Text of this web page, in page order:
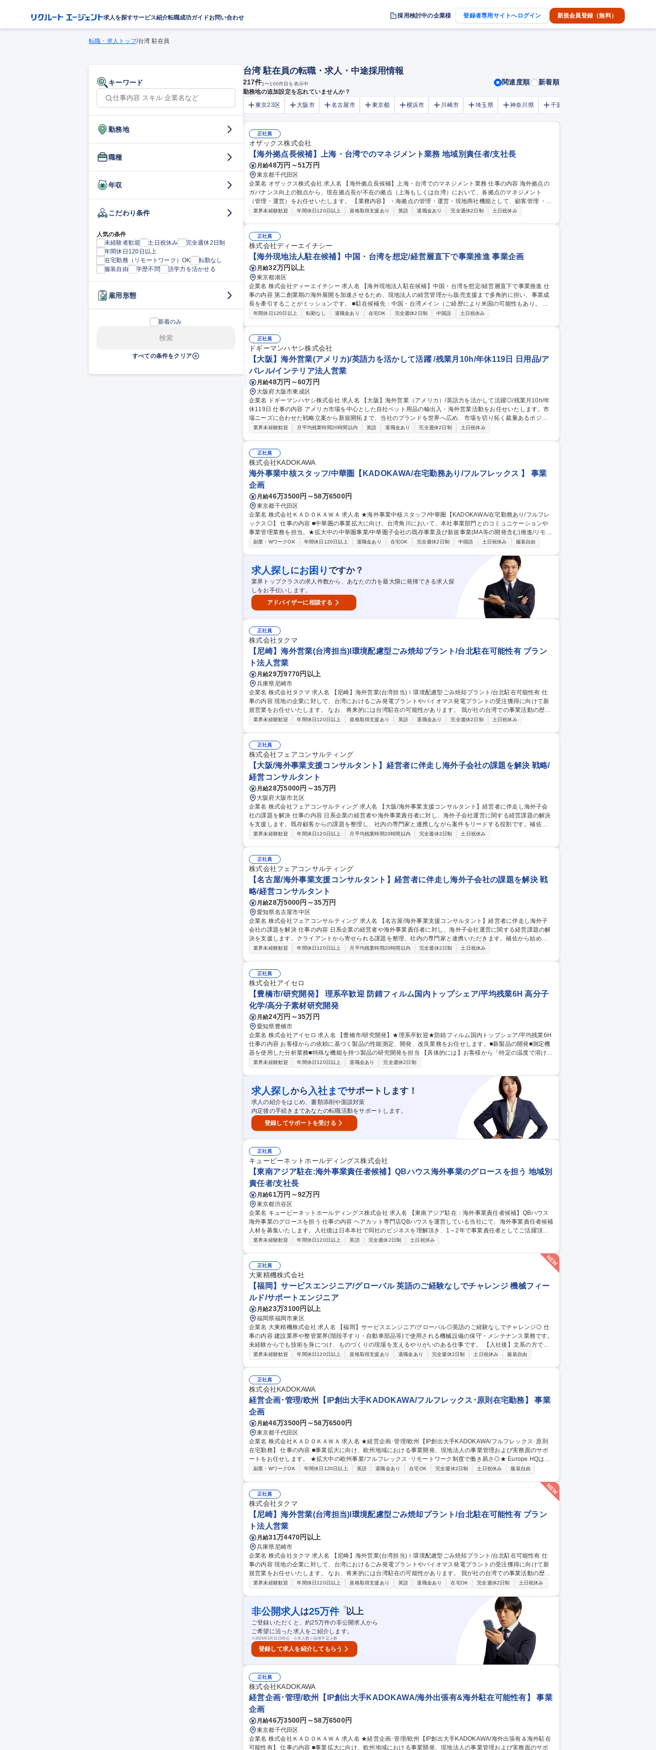
求人を探すサービス紹介転職成功ガイドお問い合わせ 採用検討中の企業様 登録者専用サイトへログイン 新規会員登録（無料）
転職・求人トップ/台湾 駐在員
キーワード
勤務地
職種
年収
こだわり条件
人気の条件
未経験者歓迎
土日祝休み
完全週休2日制
年間休日120日以上
在宅勤務（リモートワーク）OK
転勤なし
服装自由
学歴不問 語学力を活かせる
雇用形態
新着のみ
検索
すべての条件をクリア
台湾 駐在員の転職・求人・中途採用情報
217件1〜100件目を表示中 関連度順 新着順
勤務地の追加設定を忘れていませんか？
東京23区
大阪市 名古屋市 東京都 横浜市 川崎市 埼玉県 神奈川県 千葉市
正社員
オザックス株式会社
【海外拠点長候補】上海・台湾でのマネジメント業務 地域別責任者/支社長
月給48万円～51万円
東京都千代田区
企業名 オザックス株式会社 求人名 【海外拠点長候補】上海・台湾でのマネジメント業務 仕事の内容 海外拠点の
ガバナンス向上の観点から、現在拠点長が不在の拠点（上海もしくは台湾）において、各拠点のマネジメント
（管理・運営）をお任せいたします。 【業務内容】 ・海拠点の管理・運営・現地商社機能として、顧客管理 ・現
地独自製品の輸出・ローカルスタッフのマネジメント ・小売り業界への新規開拓 ※ご希望の勤務地にて赴任いた
業界未経験歓迎 年間休日120日以上 資格取得支援あり 英語 退職金あり 完全週休2日制 土日祝休み
正社員
株式会社ディーエイチシー
【海外現地法人駐在候補】中国・台湾を想定/経営層直下で事業推進 事業企画
月給32万円以上
東京都港区
企業名 株式会社ディーエイチシー 求人名 【海外現地法人駐在候補】中国・台湾を想定/経営層直下で事業推進 仕
事の内容 第二創業期の海外展開を加速させるため、現地法人の経営管理から販売支援まで多角的に担い、事業成
長を牽引することがミッションです。 ■駐在候補先：中国・台湾メイン（ご経歴により米国の可能性もあり。 入
社後約6ヶ月は本社にて研修・キャッチアップを実施） ■予算の予実管理および経営分析、本社経営層へのレポー
繋ぐ窓口として、定例会議の進行やリレーション強化の基盤構築 募集職種 【海外現地法人駐在候補】中国・台湾
を想定/経営層直下で事業推進
年間休日120日以上 転勤なし 退職金あり 在宅OK 完全週休2日制 中国語 土日祝休み
正社員
ドギーマンハヤシ株式会社
【大阪】海外営業(アメリカ)/英語力を活かして活躍 /残業月10h/年休119日 日用品/ア
パレル/インテリア法人営業
月給48万円～60万円
大阪府大阪市東成区
企業名 ドギーマンハヤシ株式会社 求人名 【大阪】海外営業（アメリカ）/英語力を活かして活躍◎/残業月10h/年
休119日 仕事の内容 アメリカ市場を中心とした自社ペット用品の輸出入・海外営業活動をお任せいたします。市
場ニーズに合わせた戦略立案から新規開拓まで、当社のブランドを世界へ広め、市場を切り拓く裁量あるポジシ
ョンです。 ・アメリカ市場の新規顧客開拓および既存顧客対応 ・英語を用いた輸出入実務、商談、現地の市場調
ード感のあるグローバルビジネスに挑戦可能です。 募集職種 【大阪】海外営業（アメリカ）/英語力を活かして活
躍◎/残業月10h/年休119日
業界未経験歓迎 月平均残業時間20時間以内 英語 退職金あり 完全週休2日制 土日祝休み
正社員
株式会社KADOKAWA
海外事業中核スタッフ/中華圏【KADOKAWA/在宅勤務あり/フルフレックス 】 事業
企画
月給46万3500円～58万6500円
東京都千代田区
企業名 株式会社ＫＡＤＯＫＡＷＡ 求人名 ★海外事業中核スタッフ/中華圏【KADOKAWA/在宅勤務あり/フルフレ
ックス◎】 仕事の内容 ■中華圏の事業拡大に向け、台湾角川において、本社事業部門とのコミュニケーションや
事業管理業務を担当。★拡大中の中華圏事業/中華圏子会社の既存事業及び新規事業(MA等の開発含む)推進/リモー
トワーク可★ 【概要】中華圏(中国/台湾/香港)の事業拡大に向け、本社およびグループ各社と連携を取り、社内
同時に、在京組織の取りまとめや事業・財務管理系の役割も担って頂く方を募集。 【配属先】KADOKAWA海外
事業グループ Greater China Headquarters(中華圏HQ) 募集職種 ★海外事業中核スタッフ/中華圏【KADOKAWA/
在宅勤務あり/フルフレックス◎】
副業・WワークOK 年間休日120日以上 退職金あり 在宅OK 完全週休2日制 中国語 土日祝休み 服装自由
求人探しにお困り ですか？
業界トップクラスの求人件数から、あなたの力を最大限に発揮できる求人探
しをお手伝いします。
アドバイザーに相談する
正社員
株式会社タクマ
【尼崎】海外営業(台湾担当)l環境配慮型ごみ焼却プラント/台北駐在可能性有 プラン
ト法人営業
月給29万9770円以上
兵庫県尼崎市
企業名 株式会社タクマ 求人名 【尼崎】海外営業(台湾担当)ｌ環境配慮型ごみ焼却プラント/台北駐在可能性有 仕
事の内容 現地の企業に対して、台湾におけるごみ発電プラントやバイオマス発電プラントの受注獲得に向けて新
規営業をお任せいたします。 なお、将来的には台湾駐在の可能性があります。 我が社の台湾での事業活動の歴史
は長く、1992年～2001年にかけては4件のごみ発電施設を納入しています。 現在、台湾では稼働後20年を超える
境配慮型ごみ焼却プラント/台北駐在可能性有
業界未経験歓迎 年間休日120日以上 資格取得支援あり 英語 退職金あり 完全週休2日制 土日祝休み
正社員
株式会社フェアコンサルティング
【大阪/海外事業支援コンサルタント】経営者に伴走し海外子会社の課題を解決 戦略/
経営コンサルタント
月給28万5000円～35万円
大阪府大阪市北区
企業名 株式会社フェアコンサルティング 求人名 【大阪/海外事業支援コンサルタント】経営者に伴走し海外子会
社の課題を解決 仕事の内容 日系企業の経営者や海外事業責任者に対し、海外子会社運営に関する経営課題の解決
を支援します。既存顧客からの課題を整理し、社内の専門家と連携しながら案件をリードする役割です。補佐か
ら始めていただきます 【案件事例】下記の案件に対し課題を整理することが求められます。 ■海外企業の企業買
を頂くことが多いです。※別の国の相談や他コンサルティング会社に任せている案件の相談をいただくことがご
ざいます 募集職種 【大阪/海外事業支援コンサルタント】経営者に伴走し海外子会社の課題を解決
業界未経験歓迎 年間休日120日以上 月平均残業時間20時間以内 完全週休2日制 土日祝休み
正社員
株式会社フェアコンサルティング
【名古屋/海外事業支援コンサルタント】経営者に伴走し海外子会社の課題を解決 戦
略/経営コンサルタント
月給28万5000円～35万円
愛知県名古屋市中区
企業名 株式会社フェアコンサルティング 求人名 【名古屋/海外事業支援コンサルタント】経営者に伴走し海外子
会社の課題を解決 仕事の内容 日系企業の経営者や海外事業責任者に対し、海外子会社運営に関する経営課題の解
決を支援します。クライアントから寄せられる課題を整理、社内の専門家と連携いただきます。補佐から始めて
いただきます 【案件事例】下記の案件に対し課題を整理することが求められます。 ■海外企業の企業買収の相談■
とが多いです。※別の国の相談や他コンサルティング会社に任せている案件の相談をいただくことがございます
募集職種 【名古屋/海外事業支援コンサルタント】経営者に伴走し海外子会社の課題を解決
業界未経験歓迎 年間休日120日以上 月平均残業時間20時間以内 完全週休2日制 土日祝休み
正社員
株式会社アイセロ
【豊橋市/研究開発】 理系卒歓迎 防錆フィルム国内トップシェア/平均残業6H 高分子
化学/高分子素材研究開発
月給24万円～35万円
愛知県豊橋市
企業名 株式会社アイセロ 求人名 【豊橋市/研究開発】★理系卒歓迎★防錆フィルム国内トップシェア/平均残業6H
仕事の内容 お客様からの依頼に基づく製品の性能測定、開発、改良業務をお任せします。■新製品の開発■測定機
器を使用した分析業務■特殊な機能を持つ製品の研究開発を担当 【具体的には】お客様から「特定の温度で溶ける
フィルム」「特定の条件下で機能するフィルム」などの要望に応じて、それに答えられる製品の開発を行いま
新製品開発のテーマも持ち、測定・分析機器を使用した研究も行います。 【業務の変更範囲：会社の定める業務
全般】 募集職種 【豊橋市/研究開発】★理系卒歓迎★防錆フィルム国内トップシェア/平均残業6H
業界未経験歓迎 年間休日120日以上 退職金あり 完全週休2日制
求人探しから 入社までサポートします！
求人の紹介をはじめ、書類添削や面談対策
内定後の手続きまであなたの転職活動をサポートします。
登録してサポートを受ける
正社員
キュービーネットホールディングス株式会社
【東南アジア駐在:海外事業責任者候補】QBハウス海外事業のグロースを担う 地域別
責任者/支社長
月給61万円～92万円
東京都渋谷区
企業名 キュービーネットホールディングス株式会社 求人名 【東南アジア駐在：海外事業責任者候補】QBハウス
海外事業のグロースを担う 仕事の内容 ヘアカット専門店QBハウスを運営している当社にて、海外事業責任者候補
人材を募集いたします。入社後は日本本社で同社のビジネスを理解頂き、1～2年で事業責任者としてご活躍頂き
ます。 【業務内容】・海外子会社のマネジメント全般・計数管理業務・出店計画、店舗開発に伴う現地パートナ
く、海外事業室として日本本社で半年～1年程度事業特性や拠点特性を知り、研修をして頂いた上で拠点長をお任
せできればと思っておりますが、即戦力として実力のある方は、初めから駐在員として常駐も可能です。 募集職
種 【東南アジア駐在：海外事業責任者候補】QBハウス海外事業のグロースを担う
業界未経験歓迎 年間休日120日以上 英語 完全週休2日制 土日祝休み
正社員
大東精機株式会社
【福岡】サービスエンジニア/グローバル 英語のご経験なしでチャレンジ 機械フィー
ルド/サポートエンジニア
月給23万3100円以上
福岡県福岡市東区
企業名 大東精機株式会社 求人名 【福岡】サービスエンジニア/グローバル◎英語のご経験なしでチャレンジ◎ 仕
事の内容 建設業界や整管業界(階段手すり・自動車部品等)で使用される機械設備の保守・メンテナンス業務です。
未経験からでも技術を身につけ、ものづくりの現場を支えるやりがいのある仕事です。 【入社後】文系の方でも
ゼロから機械や業界について学べる入社後研修の他、個人に合わせたOJT含めフォローアップを実施します。ベテ
する機会もあります。海外事業に携わりたい本気度高い方の応募を期待します。 募集職種 【福岡】サービスエン
ジニア/グローバル◎英語のご経験なしでチャレンジ◎
業界未経験歓迎 年間休日120日以上 資格取得支援あり 退職金あり 完全週休2日制 土日祝休み 服装自由
正社員
株式会社KADOKAWA
経営企画･管理/欧州【IP創出大手KADOKAWA/フルフレックス･原則在宅勤務】 事業
企画
月給46万3500円～58万6500円
東京都千代田区
企業名 株式会社ＫＡＤＯＫＡＷＡ 求人名 ★経営企画･管理/欧州【IP創出大手KADOKAWA/フルフレックス･原則
在宅勤務】 仕事の内容 ■事業拡大に向け、欧州地域における事業開発、現地法人の事業管理および実務面のサポ
ートをお任せします。 ★拡大中の欧州事業/フルフレックス･リモートワーク制度で働き易さ◎★ Europe HQは、
KADOKAWAグループの日本拠点、海外拠点、現地法人の担当者との連携を通じ欧州事業を拡大中。KADOKAWA
期計画・評価指標の作成と業績管理における指導と監督、◎欧州現地法人の新規事業開発を中心とした業務支
援、◎新規M&A案件の推進支援および買収後のPMI対応 募集職種 ★経営企画･管理/欧州【IP創出大手KADOKAW
A/フルフレックス･原則在宅勤務】
副業・WワークOK 年間休日120日以上 英語 退職金あり 在宅OK 完全週休2日制 土日祝休み 服装自由
正社員
株式会社タクマ
【尼崎】海外営業(台湾担当)l環境配慮型ごみ焼却プラント/台北駐在可能性有 プラン
ト法人営業
月給31万4470円以上
兵庫県尼崎市
企業名 株式会社タクマ 求人名 【尼崎】海外営業(台湾担当)ｌ環境配慮型ごみ焼却プラント/台北駐在可能性有 仕
事の内容 現地の企業に対して、台湾におけるごみ発電プラントやバイオマス発電プラントの受注獲得に向けて新
規営業をお任せいたします。 なお、将来的には台湾駐在の可能性があります。 我が社の台湾での事業活動の歴史
は長く、1992年～2001年にかけては4件のごみ発電施設を納入しています。 現在、台湾では稼働後20年を超える
境配慮型ごみ焼却プラント/台北駐在可能性有
業界未経験歓迎 年間休日120日以上 資格取得支援あり 英語 退職金あり 在宅OK 完全週休2日制 土日祝休み
非公開求人 は25万件 ※以上
ご登録いただくと、約25万件の非公開求人から
ご希望に沿った求人をご紹介します。
※2026年3月31日時点 ※求人数＝採用予定人数
登録して求人を紹介してもらう
正社員
株式会社KADOKAWA
経営企画･管理/欧州【IP創出大手KADOKAWA/海外出張有&海外駐在可能性有】 事業
企画
月給46万3500円～58万6500円
東京都千代田区
企業名 株式会社ＫＡＤＯＫＡＷＡ 求人名 ★経営企画･管理/欧州【IP創出大手KADOKAWA/海外出張有＆海外駐在
可能性有】 仕事の内容 ■事業拡大に向け、欧州地域における事業開発、現地法人の事業管理および実務面のサポ